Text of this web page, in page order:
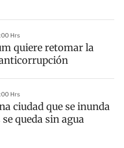
Hrs
quiere retomar la
Hrs
ciudad que se inunda
queda sin agua